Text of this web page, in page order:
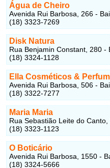
Água de Cheiro
Avenida Rui Barbosa, 266 -
(18) 3323-7269
Disk Natura
Rua Benjamin Constant, 280 -
(18) 3324-1128
Ella Cosméticos &
Avenida Rui Barbosa, 506 -
(18) 3322-7277
Maria Maria
Rua Sebastião Leite do
(18) 3323-1123
O Boticário
Avenida Rui Barbosa, 1550 -
(18) 3324-5666